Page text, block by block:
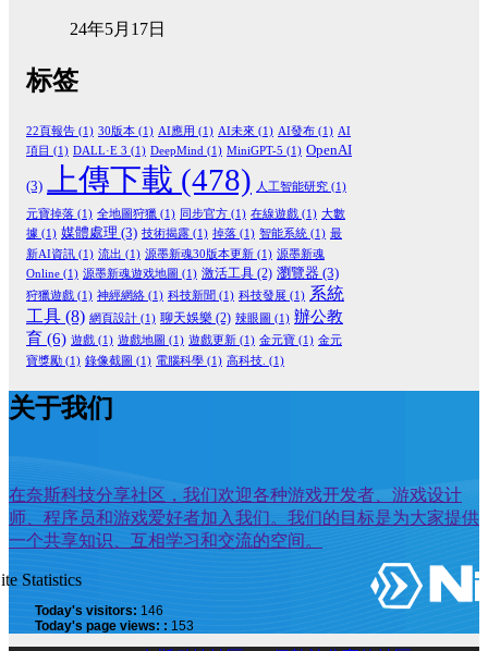
24年5月17日
标签
22頁報告 (1) 30版本 (1) AI應用 (1) AI未來 (1) AI發布 (1) AI
項目 (1) DALL·E 3 (1) DeepMind (1) MiniGPT-5 (1) OpenAI
(3) 上傳下載 (478) 人工智能研究 (1)
元寶掉落 (1) 全地圖狩獵 (1) 同步官方 (1) 在線遊戲 (1) 大數
據 (1) 媒體處理 (3) 技術揭露 (1) 掉落 (1) 智能系統 (1) 最
新AI資訊 (1) 流出 (1) 源墨新魂30版本更新 (1) 源墨新魂
Online (1) 源墨新魂遊戏地圖 (1) 激活工具 (2) 瀏覽器 (3)
狩獵遊戲 (1) 神經網絡 (1) 科技新聞 (1) 科技發展 (1) 系統
工具 (8) 網頁設計 (1) 聊天娛樂 (2) 辣眼圖 (1) 辦公教
育 (6) 遊戲 (1) 遊戲地圖 (1) 遊戲更新 (1) 金元寶 (1) 金元
寶獎勵 (1) 錄像截圖 (1) 電腦科學 (1) 高科技. (1)
关于我们
在奈斯科技分享社区，我们欢迎各种游戏开发者、游戏设计
师、程序员和游戏爱好者加入我们。我们的目标是为大家提供
一个共享知识、互相学习和交流的空间。
Statistics
Today's visitors: 146
Today's page views: : 153